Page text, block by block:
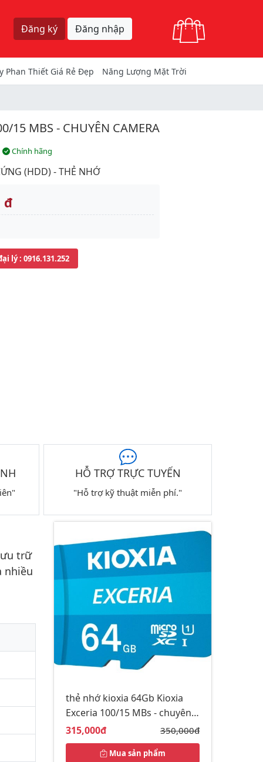
Đăng ký Đăng nhập
Phan Thiết Giá Rẻ Đẹp Năng Lượng Mặt Trời
15 MBS - CHUYÊN CAMERA
Chính hãng
(HDD) - THẺ NHỚ
đ
lý: 0916.131.252
HỖ TRỢ TRỰC TUYẾN
"Hỗ trợ kỹ thuật miễn phí."
trữ
nhiều
thẻ nhớ kioxia 64Gb Kioxia
Exceria 100/15 MBs - chuyên
camera
Giá bán:
315,000đ Giá gốc:
350,000đ
Mua sản phẩm